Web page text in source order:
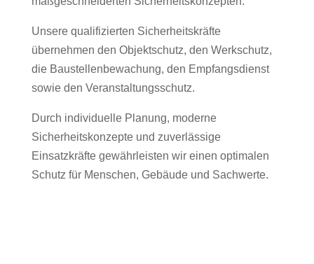
Unsere qualifizierten Sicherheitskräfte
übernehmen den Objektschutz, den Werkschutz,
die Baustellenbewachung, den Empfangsdienst
sowie den Veranstaltungsschutz.
Durch individuelle Planung, moderne
Sicherheitskonzepte und zuverlässige
Einsatzkräfte gewährleisten wir einen optimalen
Schutz für Menschen, Gebäude und Sachwerte.